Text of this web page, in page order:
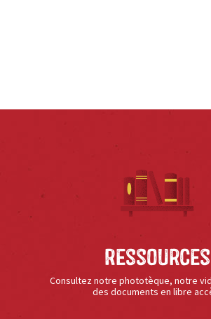
Ressources
Consultez notre phototèque, notre
des documents en libre